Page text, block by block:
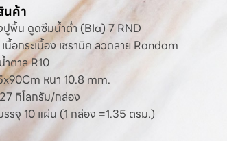
นค้า
ปูพื้น ดูดซึมน้ำต่ำ (BIa) 7 RND
นื้อกระเบื้อง เซรามิค ลวดลาย Random
ำตาล R10
หนา 10.8 mm.
กิโลกรัม/กล่อง
รรจุ 10 แผ่น (1 กล่อง =1.35 ตรม.)